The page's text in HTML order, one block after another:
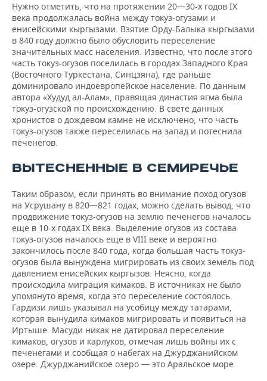
Нужно отметить, что на протяжении 20—30-х годов IX
века продолжалась война между токуз-огузами и
енисейскими кыргызами. Взятие Орду-Балыка кыргызами
в 840 году должно было обусловить переселение
значительных масс населения. Известно, что после этого
часть токуз-огузов поселилась в городах Западного Края
(Восточного Туркестана, Синцзяна), где раньше
доминировало индоевропейское население. По данным
автора «Худуд ал-Алам», правящая династия ягма была
токуз-огузской по происхождению. В свете данных
хронистов о дождевом камне не исключено, что часть
токуз-огузов также переселилась на запад и потеснила
печенегов.
ВЫТЕСНЕННЫЕ В СЕМИРЕЧЬЕ
Таким образом, если принять во внимание поход огузов
на Усрушану в 820—821 годах, можно сделать вывод, что
продвижение токуз-огузов на землю печенегов началось
еще в 10-х годах IX века. Выделение огузов из состава
токуз-огузов началось еще в VIII веке и вероятно
закончилось после 840 года, когда большая часть токуз-
огузов была вынуждена мигрировать из своих земель под
давлением енисейских кыргызов. Неясно, когда
происходила миграция кимаков. В источниках не было
упомянуто время, когда это переселение состоялось.
Гардизи лишь указывал на усобицу между татарами,
которая вынудила кимаков мигрировать и появиться на
Иртыше. Масуди никак не датировал переселение
кимаков, огузов и карлуков, отмечая лишь войны их с
печенегами и сообщая о набегах на Джурджанийском
озере. Джурджанийское озеро — это Аральское море.